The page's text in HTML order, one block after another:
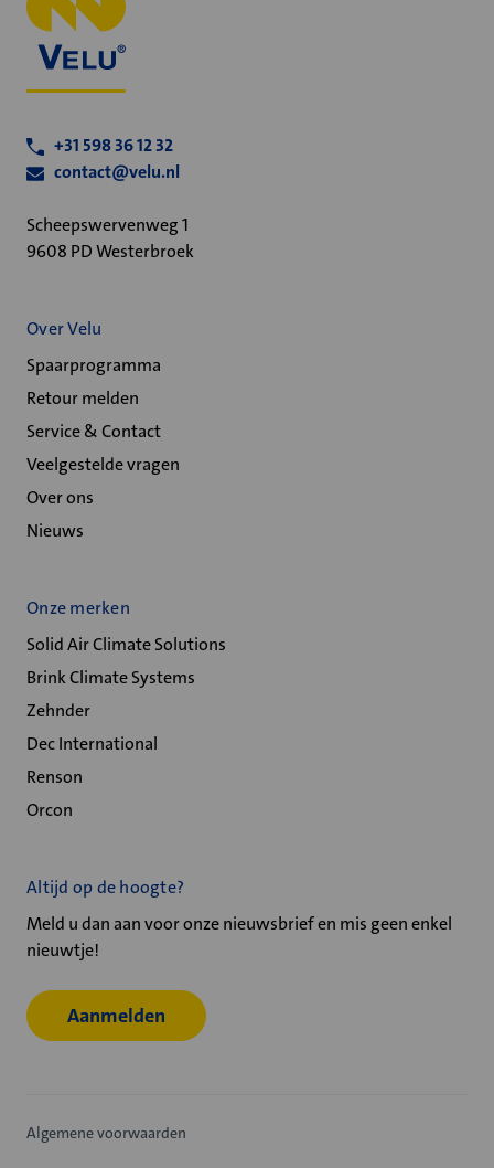
+31 598 36 12 32
contact@velu.nl
Scheepswervenweg 1
9608 PD Westerbroek
Over Velu
Spaarprogramma
Retour melden
Service & Contact
Veelgestelde vragen
Over ons
Nieuws
Onze merken
Solid Air Climate Solutions
Brink Climate Systems
Zehnder
Dec International
Renson
Orcon
Altijd op de hoogte?
Meld u dan aan voor onze nieuwsbrief en mis geen enkel
nieuwtje!
Aanmelden
Algemene voorwaarden